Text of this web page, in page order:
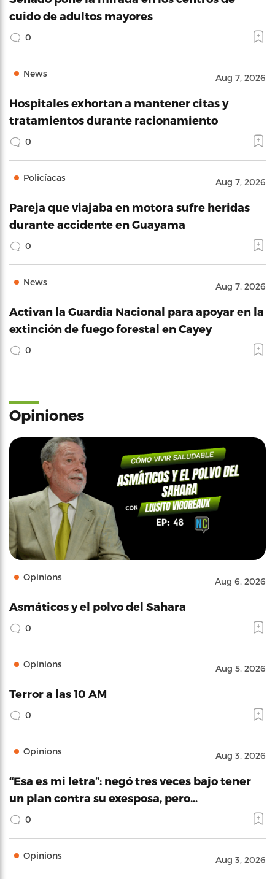
cuido de adultos mayores
0
News Aug 7, 2026
Hospitales exhortan a mantener citas y
tratamientos durante racionamiento
0
Policíacas Aug 7, 2026
Pareja que viajaba en motora sufre heridas
durante accidente en Guayama
0
News Aug 7, 2026
Activan la Guardia Nacional para apoyar en la
extinción de fuego forestal en Cayey
0
Opiniones
Opinions Aug 6, 2026
Asmáticos y el polvo del Sahara
0
Opinions Aug 5, 2026
Terror a las 10 AM
0
Opinions Aug 3, 2026
“Esa es mi letra”: negó tres veces bajo tener
un plan contra su exesposa, pero…
0
Opinions Aug 3, 2026